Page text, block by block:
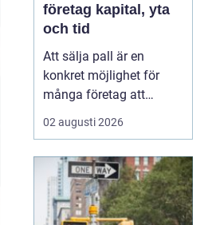
företag kapital, yta
och tid
Att sälja pall är en
konkret möjlighet för
många företag att
frigöra både kapital och
lagerutrymme. När
på gården binder de
pengar, skapar oreda
och kan t...
02 augusti 2026